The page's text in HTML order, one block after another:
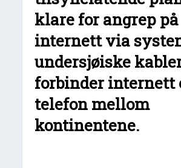
klare for angrep på
internett via
undersjøiske
forbinder internett
telefon mellom
kontinentene.